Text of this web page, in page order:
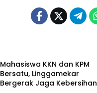
Mahasiswa KKN dan KPM
Bersatu, Linggamekar
Bergerak Jaga Kebersihan
Daerah